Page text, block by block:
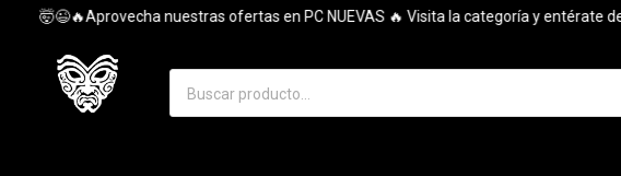
🤯😉🔥Aprovecha nuestras ofertas en PC NUEVAS 🔥 Visita la categoría y entérate de